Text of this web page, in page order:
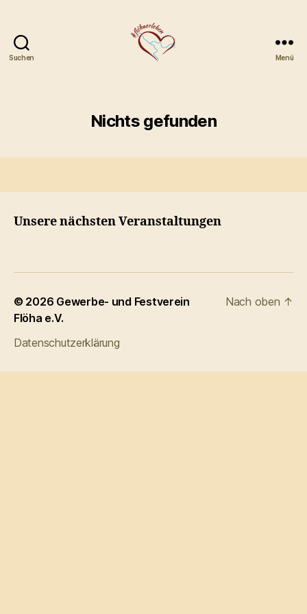
Suchen
Flöha
e.V.
Menü
Nichts gefunden
Unsere nächsten Veranstaltungen
© 2026 Gewerbe- und Festverein
Flöha e.V.
Datenschutzerklärung
Nach oben ↑